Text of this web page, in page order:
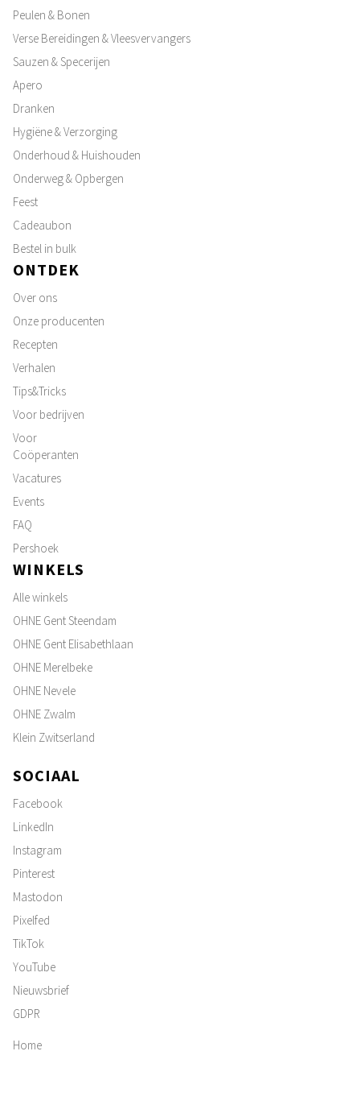
Peulen & Bonen
Verse Bereidingen & Vleesvervangers
Sauzen & Specerijen
Apero
Dranken
Hygiëne & Verzorging
Onderhoud & Huishouden
Onderweg & Opbergen
Feest
Cadeaubon
Bestel in bulk
ONTDEK
Over ons
Onze producenten
Recepten
Verhalen
Tips&Tricks
Voor bedrijven
Voor
Coöperanten
Vacatures
Events
FAQ
Pershoek
WINKELS
Alle winkels
OHNE Gent Steendam
OHNE Gent Elisabethlaan
OHNE Merelbeke
OHNE Nevele
OHNE Zwalm
Klein Zwitserland
SOCIAAL
Facebook
LinkedIn
Instagram
Pinterest
Mastodon
Pixelfed
TikTok
YouTube
Nieuwsbrief
GDPR
Home